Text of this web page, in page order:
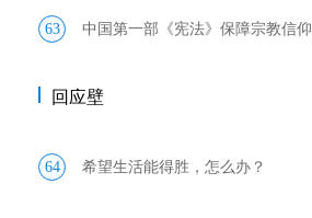
63 中国第一部《宪法》保障宗教信
回应壁
64 希望生活能得胜，怎么办？